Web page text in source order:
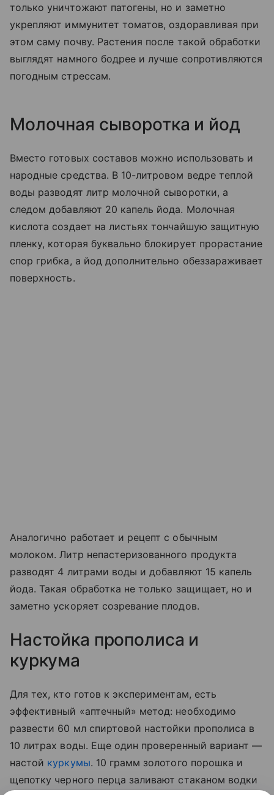
только уничтожают патогены, но и заметно
укрепляют иммунитет томатов, оздоравливая при
этом саму почву. Растения после такой обработки
выглядят намного бодрее и лучше сопротивляются
погодным стрессам.
Молочная сыворотка и йод
Вместо готовых составов можно использовать и
народные средства. В 10-литровом ведре теплой
воды разводят литр молочной сыворотки, а
следом добавляют 20 капель йода. Молочная
кислота создает на листьях тончайшую защитную
пленку, которая буквально блокирует прорастание
спор грибка, а йод дополнительно обеззараживает
поверхность.
Аналогично работает и рецепт с обычным
молоком. Литр непастеризованного продукта
разводят 4 литрами воды и добавляют 15 капель
йода. Такая обработка не только защищает, но и
заметно ускоряет созревание плодов.
Настойка прополиса и
куркума
Для тех, кто готов к экспериментам, есть
эффективный «аптечный» метод: необходимо
развести 60 мл спиртовой настойки прополиса в
10 литрах воды. Еще один проверенный вариант —
настой куркумы. 10 грамм золотого порошка и
щепотку черного перца заливают стаканом водки